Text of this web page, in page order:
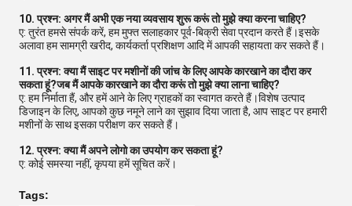
10. प्रश्न: अगर मैं अभी एक नया व्यवसाय शुरू करूं तो मुझे क्या करना चाहिए?
ए: तुरंत हमसे संपर्क करें, हम मुफ्त सलाहकार पूर्व-बिक्री सेवा प्रदान करते हैं।इसके
अलावा हम सामग्री खरीद, कार्यकर्ता प्रशिक्षण आदि में आपकी सहायता कर सकते हैं।
11. प्रश्न: क्या मैं साइट पर मशीनों की जांच के लिए आपके कारखाने का दौरा कर
सकता हूं?जब मैं आपके कारखाने का दौरा करूं तो मुझे क्या लाना चाहिए?
ए: हम निर्माता हैं, और हमें आने के लिए ग्राहकों का स्वागत करते हैं।विशेष उत्पाद
डिजाइन के लिए, आपको कुछ नमूने लाने का सुझाव दिया जाता है, आप साइट पर हमारी
मशीनों के साथ इसका परीक्षण कर सकते हैं।
12. प्रश्न: क्या मैं अपने लोगो का उपयोग कर सकता हूं?
ए: कोई समस्या नहीं, कृपया हमें सूचित करें।
Tags: